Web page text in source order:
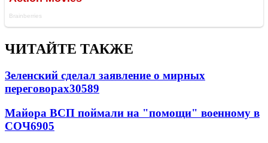
ЧИТАЙТЕ ТАКЖЕ
Зеленский сделал заявление о мирных
переговорах30589
Майора ВСП поймали на "помощи" военному в
СОЧ6905